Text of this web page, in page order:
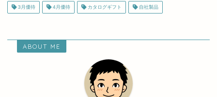
3月優待 4月優待 カタログギフト 自社製品
ABOUT ME